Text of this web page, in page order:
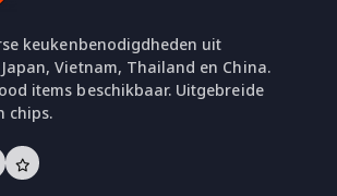
keukenbenodigdheden uit
Vietnam, Thailand en China.
items beschikbaar. Uitgebreide
chips.